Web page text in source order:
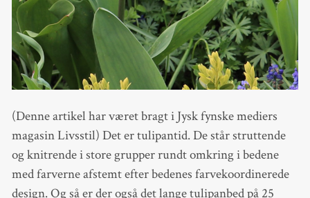
(Denne artikel har været bragt i Jysk fynske mediers
magasin Livsstil) Det er tulipantid. De står struttende
og knitrende i store grupper rundt omkring i bedene
med farverne afstemt efter bedenes farvekoordinerede
design. Og så er der også det lange tulipanbed på 25